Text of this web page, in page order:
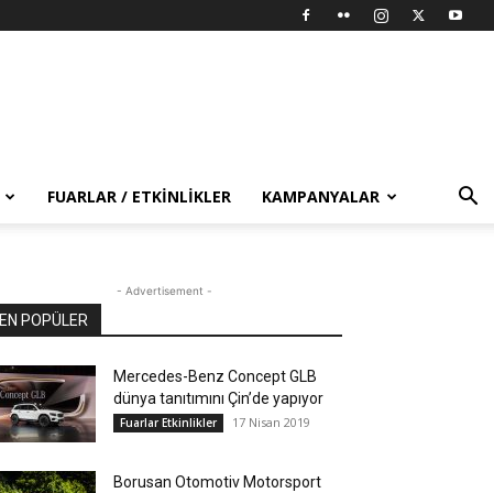
FUARLAR / ETKINLIKLER KAMPANYALAR
- Advertisement -
EN POPÜLER
Mercedes-Benz Concept GLB
dünya tanıtımını Çin’de yapıyor
Fuarlar Etkinlikler 17 Nisan 2019
Borusan Otomotiv Motorsport